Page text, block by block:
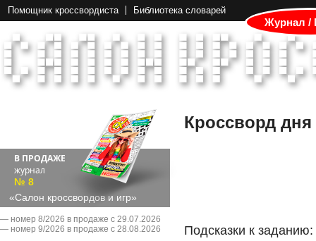
Помощник кроссвордиста Библиотека словарей
Журнал /
В ПРОДАЖЕ
журнал
№ 8
«Салон кроссвордов и игр»
― номер 8/2026 в продаже с 29.07.2026
― номер 9/2026 в продаже с 28.08.2026
Кроссворд дня
Подсказки к заданию: